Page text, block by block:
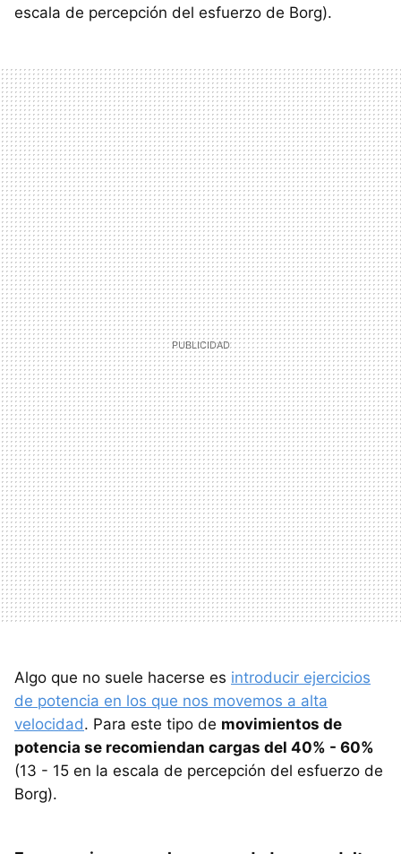
escala de percepción del esfuerzo de Borg).
Algo que no suele hacerse es introducir ejercicios
de potencia en los que nos movemos a alta
velocidad. Para este tipo de movimientos de
potencia se recomiendan cargas del 40% - 60%
(13 - 15 en la escala de percepción del esfuerzo de
Borg).